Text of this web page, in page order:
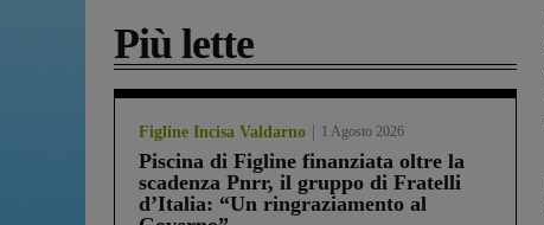
Più lette
Figline Incisa Valdarno 1 Agosto 2026
Piscina di Figline finanziata oltre la
scadenza Pnrr, il gruppo di Fratelli
d’Italia: “Un ringraziamento al